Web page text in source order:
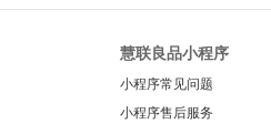
慧联良品小程序
小程序常见问题
小程序售后服务